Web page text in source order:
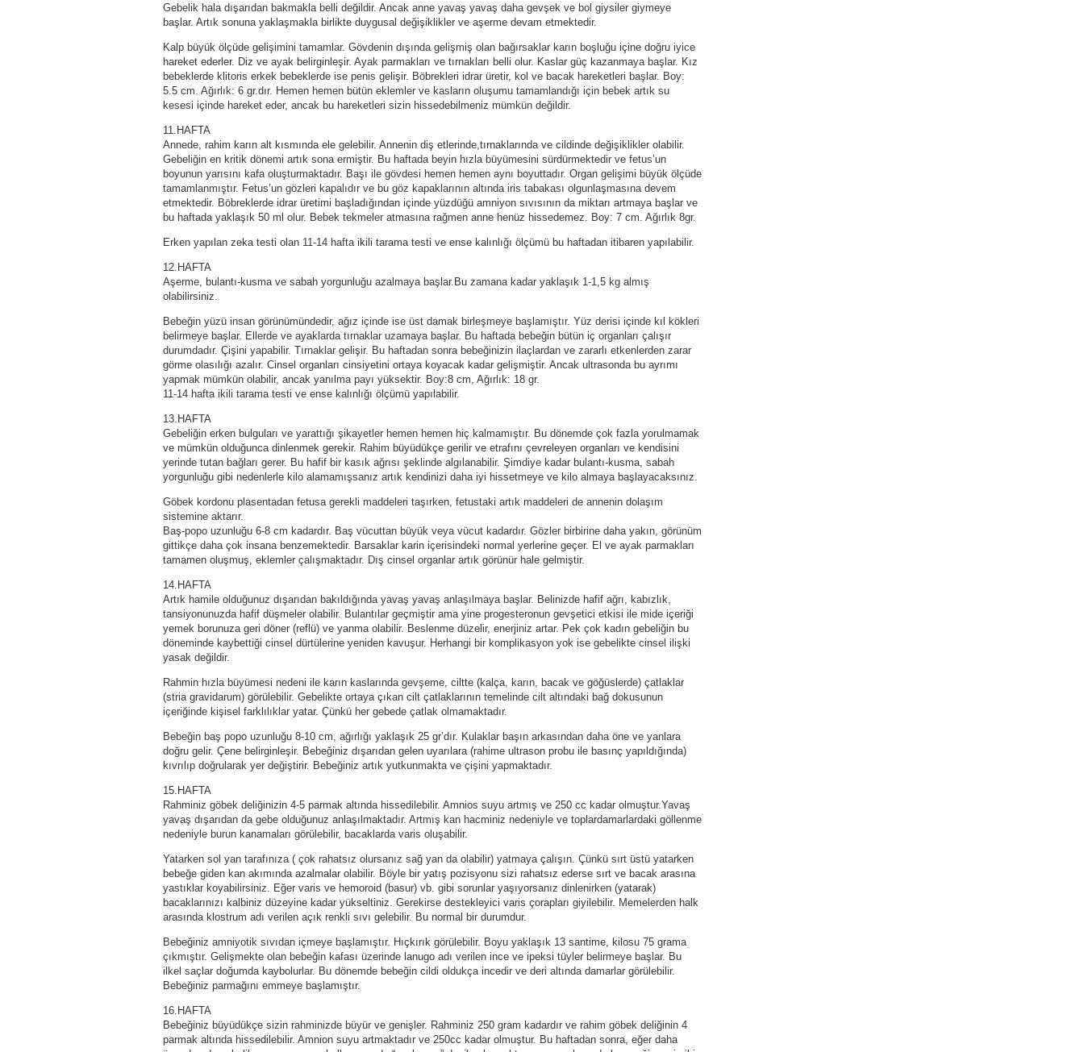
Gebelik hala dışarıdan bakmakla belli değildir. Ancak anne yavaş yavaş daha gevşek ve bol giysiler giymeye
başlar. Artık sonuna yaklaşmakla birlikte duygusal değişiklikler ve aşerme devam etmektedir.
Kalp büyük ölçüde gelişimini tamamlar. Gövdenin dışında gelişmiş olan bağırsaklar karın boşluğu içine doğru iyice
hareket ederler. Diz ve ayak belirginleşir. Ayak parmakları ve tırnakları belli olur. Kaslar güç kazanmaya başlar. Kız
bebeklerde klitoris erkek bebeklerde ise penis gelişir. Böbrekleri idrar üretir, kol ve bacak hareketleri başlar. Boy:
5.5 cm. Ağırlık: 6 gr.dır. Hemen hemen bütün eklemler ve kasların oluşumu tamamlandığı için bebek artık su
kesesi içinde hareket eder, ancak bu hareketleri sizin hissedebilmeniz mümkün değildir.
11.HAFTA
Annede, rahim karın alt kısmında ele gelebilir. Annenin diş etlerinde,tırnaklarında ve cildinde değişiklikler olabilir.
Gebeliğin en kritik dönemi artık sona ermiştir. Bu haftada beyin hızla büyümesini sürdürmektedir ve fetus’un
boyunun yarısını kafa oluşturmaktadır. Başı ile gövdesi hemen hemen aynı boyuttadır. Organ gelişimi büyük ölçüde
tamamlanmıştır. Fetus’un gözleri kapalıdır ve bu göz kapaklarının altında iris tabakası olgunlaşmasına devem
etmektedir. Böbreklerde idrar üretimi başladığından içinde yüzdüğü amniyon sıvısının da miktarı artmaya başlar ve
bu haftada yaklaşık 50 ml olur. Bebek tekmeler atmasına rağmen anne henüz hissedemez. Boy: 7 cm. Ağırlık 8gr.
Erken yapılan zeka testi olan 11-14 hafta ikili tarama testi ve ense kalınlığı ölçümü bu haftadan itibaren yapılabilir.
12.HAFTA
Aşerme, bulantı-kusma ve sabah yorgunluğu azalmaya başlar.Bu zamana kadar yaklaşık 1-1,5 kg almış
olabilirsiniz.
Bebeğin yüzü insan görünümündedir, ağız içinde ise üst damak birleşmeye başlamıştır. Yüz derisi içinde kıl kökleri
belirmeye başlar. Ellerde ve ayaklarda tırnaklar uzamaya başlar. Bu haftada bebeğin bütün iç organları çalışır
durumdadır. Çişini yapabilir. Tırnaklar gelişir. Bu haftadan sonra bebeğinizin ilaçlardan ve zararlı etkenlerden zarar
görme olasılığı azalır. Cinsel organları cinsiyetini ortaya koyacak kadar gelişmiştir. Ancak ultrasonda bu ayrımı
yapmak mümkün olabilir, ancak yanılma payı yüksektir. Boy:8 cm, Ağırlık: 18 gr.
11-14 hafta ikili tarama testi ve ense kalınlığı ölçümü yapılabilir.
13.HAFTA
Gebeliğin erken bulguları ve yarattığı şikayetler hemen hemen hiç kalmamıştır. Bu dönemde çok fazla yorulmamak
ve mümkün olduğunca dinlenmek gerekir. Rahim büyüdükçe gerilir ve etrafını çevreleyen organları ve kendisini
yerinde tutan bağları gerer. Bu hafif bir kasık ağrısı şeklinde algılanabilir. Şimdiye kadar bulantı-kusma, sabah
yorgunluğu gibi nedenlerle kilo alamamışsanız artık kendinizi daha iyi hissetmeye ve kilo almaya başlayacaksınız.
Göbek kordonu plasentadan fetusa gerekli maddeleri taşırken, fetustaki artık maddeleri de annenin dolaşım
sistemine aktarır.
Baş-popo uzunluğu 6-8 cm kadardır. Baş vücuttan büyük veya vücut kadardır. Gözler birbirine daha yakın, görünüm
gittikçe daha çok insana benzemektedir. Barsaklar karin içerisindeki normal yerlerine geçer. El ve ayak parmakları
tamamen oluşmuş, eklemler çalışmaktadır. Dış cinsel organlar artık görünür hale gelmiştir.
14.HAFTA
Artık hamile olduğunuz dışarıdan bakıldığında yavaş yavaş anlaşılmaya başlar. Belinizde hafif ağrı, kabızlık,
tansiyonunuzda hafif düşmeler olabilir. Bulantılar geçmiştir ama yine progesteronun gevşetici etkisi ile mide içeriği
yemek borunuza geri döner (reflü) ve yanma olabilir. Beslenme düzelir, enerjiniz artar. Pek çok kadın gebeliğin bu
döneminde kaybettiği cinsel dürtülerine yeniden kavuşur. Herhangi bir komplikasyon yok ise gebelikte cinsel ilişki
yasak değildir.
Rahmin hızla büyümesi nedeni ile karın kaslarında gevşeme, ciltte (kalça, karın, bacak ve göğüslerde) çatlaklar
(stria gravidarum) görülebilir. Gebelikte ortaya çıkan cilt çatlaklarının temelinde cilt altındaki bağ dokusunun
içeriğinde kişisel farklılıklar yatar. Çünkü her gebede çatlak olmamaktadır.
Bebeğin baş popo uzunluğu 8-10 cm, ağırlığı yaklaşık 25 gr’dır. Kulaklar başın arkasından daha öne ve yanlara
doğru gelir. Çene belirginleşir. Bebeğiniz dışarıdan gelen uyarılara (rahime ultrason probu ile basınç yapıldığında)
kıvrılıp doğrularak yer değiştirir. Bebeğiniz artık yutkunmakta ve çişini yapmaktadır.
15.HAFTA
Rahminiz göbek deliğinizin 4-5 parmak altında hissedilebilir. Amnios suyu artmış ve 250 cc kadar olmuştur.Yavaş
yavaş dışarıdan da gebe olduğunuz anlaşılmaktadır. Artmış kan hacminiz nedeniyle ve toplardamarlardaki göllenme
nedeniyle burun kanamaları görülebilir, bacaklarda varis oluşabilir.
Yatarken sol yan tarafınıza ( çok rahatsız olursanız sağ yan da olabilir) yatmaya çalışın. Çünkü sırt üstü yatarken
bebeğe giden kan akımında azalmalar olabilir. Böyle bir yatış pozisyonu sizi rahatsız ederse sırt ve bacak arasına
yastıklar koyabilirsiniz. Eğer varis ve hemoroid (basur) vb. gibi sorunlar yaşıyorsanız dinlenirken (yatarak)
bacaklarınızı kalbiniz düzeyine kadar yükseltiniz. Gerekirse destekleyici varis çorapları giyilebilir. Memelerden halk
arasında klostrum adı verilen açık renkli sıvı gelebilir. Bu normal bir durumdur.
Bebeğiniz amniyotik sıvıdan içmeye başlamıştır. Hıçkırık görülebilir. Boyu yaklaşık 13 santime, kilosu 75 grama
çıkmıştır. Gelişmekte olan bebeğin kafası üzerinde lanugo adı verilen ince ve ipeksi tüyler belirmeye başlar. Bu
ilkel saçlar doğumda kaybolurlar. Bu dönemde bebeğin cildi oldukça incedir ve deri altında damarlar görülebilir.
Bebeğiniz parmağını emmeye başlamıştır.
16.HAFTA
Bebeğiniz büyüdükçe sizin rahminizde büyür ve genişler. Rahminiz 250 gram kadardır ve rahim göbek deliğinin 4
parmak altında hissedilebilir. Amnion suyu artmaktadır ve 250cc kadar olmuştur. Bu haftadan sonra, eğer daha